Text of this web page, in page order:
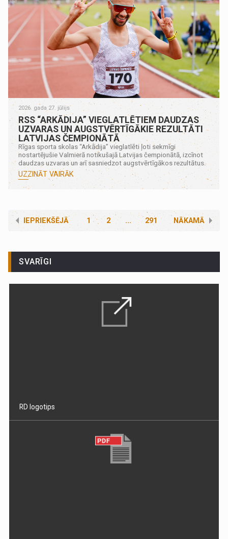
2026. gada 27. jūlijs
RSS “ARKĀDIJA” VIEGLATLĒTIEM DAUDZAS
UZVARAS UN AUGSTVĒRTĪGĀKIE REZULTĀTI
LATVIJAS ČEMPIONĀTĀ
Rīgas sporta skolas “Arkādija” vieglatlēti ļoti sekmīgi
nostartējušie Valmierā notikušajā Latvijas čempionātā, izcīnot
daudzas uzvaras un arī sasniedzot augstvērtīgākos rezultātus.
UZZINĀT VAIRĀK
IEPRIEKŠĒJĀ 1 2 NĀKAMĀ
... 291
SVARĪGI
RD logotips